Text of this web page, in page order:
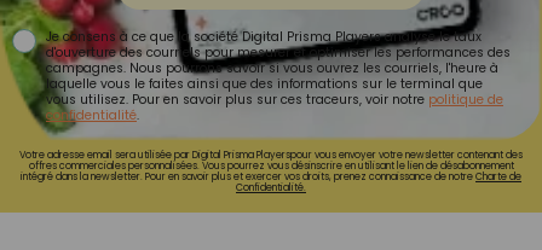
Je consens à ce que la société Digital Prisma Players analyse le taux
d'ouverture des courriels pour mesurer et optimiser les performances des
campagnes. Nous pourrons savoir si vous ouvrez les courriels, l'heure à
laquelle vous le faites ainsi que des informations sur le terminal que
vous utilisez. Pour en savoir plus sur ces traceurs, voir notre politique de
confidentialité.
Votre adresse email sera utilisée par Digital Prisma Playerspour vous envoyer votre newsletter contenant des
offres commerciales personnalisées. Vous pourrez vous désinscrire en utilisant le lien de désabonnement
intégré dans la newsletter. Pour en savoir plus et exercer vos droits, prenez connaissance de notreCharte de
Confidentialité.